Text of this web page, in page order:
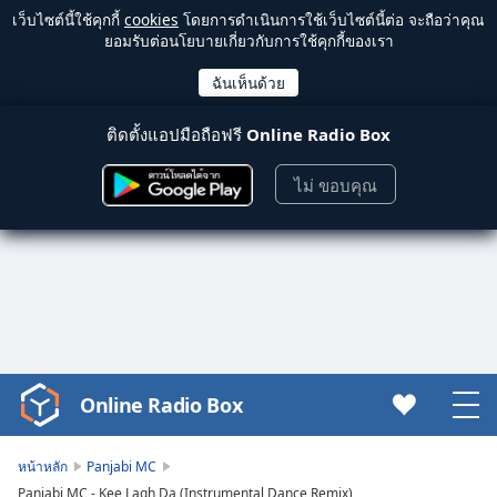
เว็บไซต์นี้ใช้คุกกี้ cookies โดยการดำเนินการใช้เว็บไซต์นี้ต่อ จะถือว่าคุณ
ยอมรับต่อนโยบายเกี่ยวกับการใช้คุกกี้ของเรา
ติดตั้งแอปมือถือฟรี Online Radio Box
ไม่ ขอบคุณ
Video
Player
loading.
Online Radio Box
หน้าหลัก
Panjabi MC
Panjabi MC - Kee Lagh Da (Instrumental Dance Remix)